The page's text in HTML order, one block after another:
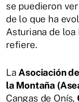
se puedieron
de lo que ha
Asturiana de loa
refiere.
La Asociación
la Montaña
Cangas de Onís,